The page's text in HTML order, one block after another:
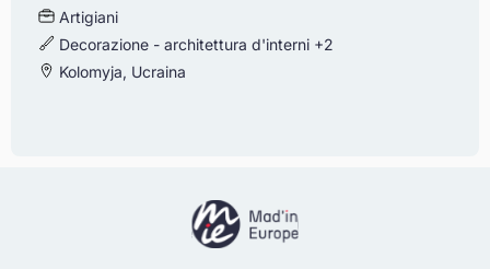
Artigiani
Decorazione - architettura d'interni +2
Kolomyja, Ucraina